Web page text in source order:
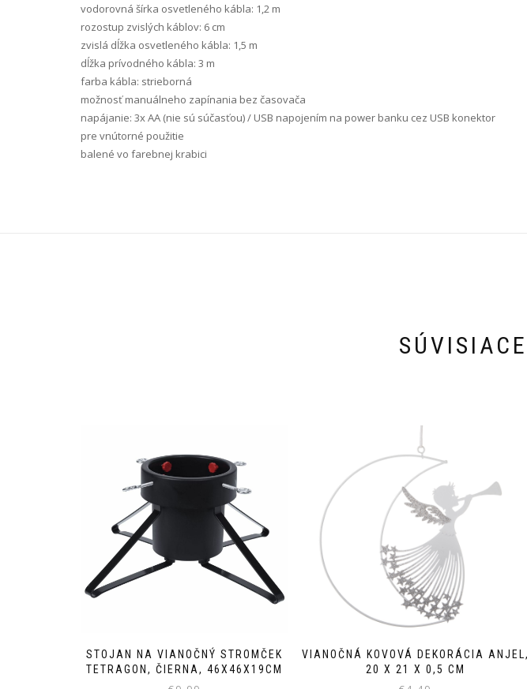
vodorovná šírka osvetleného kábla: 1,2 m
rozostup zvislých káblov: 6 cm
zvislá dĺžka osvetleného kábla: 1,5 m
dĺžka prívodného kábla: 3 m
farba kábla: strieborná
možnosť manuálneho zapínania bez časovača
napájanie: 3x AA (nie sú súčasťou) / USB napojením na power banku cez USB konektor
pre vnútorné použitie
balené vo farebnej krabici
STOJAN NA VIANOČNÝ STROMČEK
TETRAGON, ČIERNA, 46X46X19CM
VIANOČNÁ KOVOVÁ DEKORÁCIA ANJEL,
20 X 21 X 0,5 CM